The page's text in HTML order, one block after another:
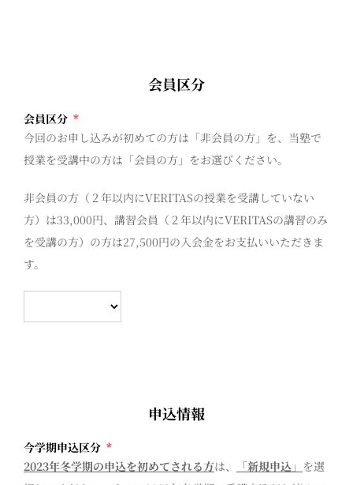
会員区分
会員区分 *
今回のお申し込みが初めての方は「非会員の方」を、当塾で
授業を受講中の方は「会員の方」をお選びください。
非会員の方（２年以内にVERITASの授業を受講していない
方）は33,000円、講習会員（２年以内にVERITASの講習のみ
を受講の方）の方は27,500円の入会金をお支払いいただきま
す。
申込情報
今学期申込区分 *
2023年冬学期の申込を初めてされる方は、 「新規申込」 を選